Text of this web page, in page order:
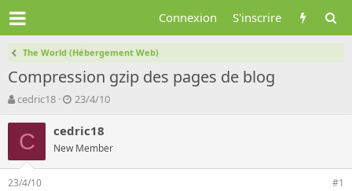
Connexion S'inscrire
The World (Hébergement Web)
Compression gzip des pages de blog
A
t
e
r
d
cedric18
D
t
d
e
23/4/10
C cedric18
New Member
23/4/10 #1